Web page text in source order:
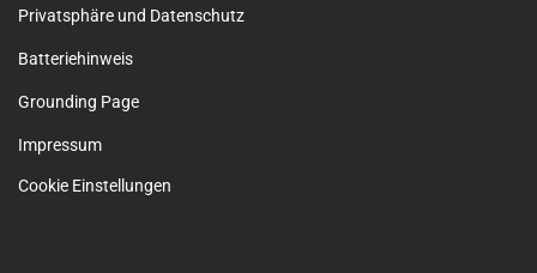
Privatsphäre und Datenschutz
Batteriehinweis
Grounding Page
Impressum
Cookie Einstellungen